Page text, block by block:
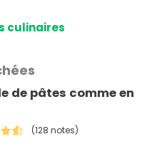
culinaires
de pâtes comme en
(128 notes)